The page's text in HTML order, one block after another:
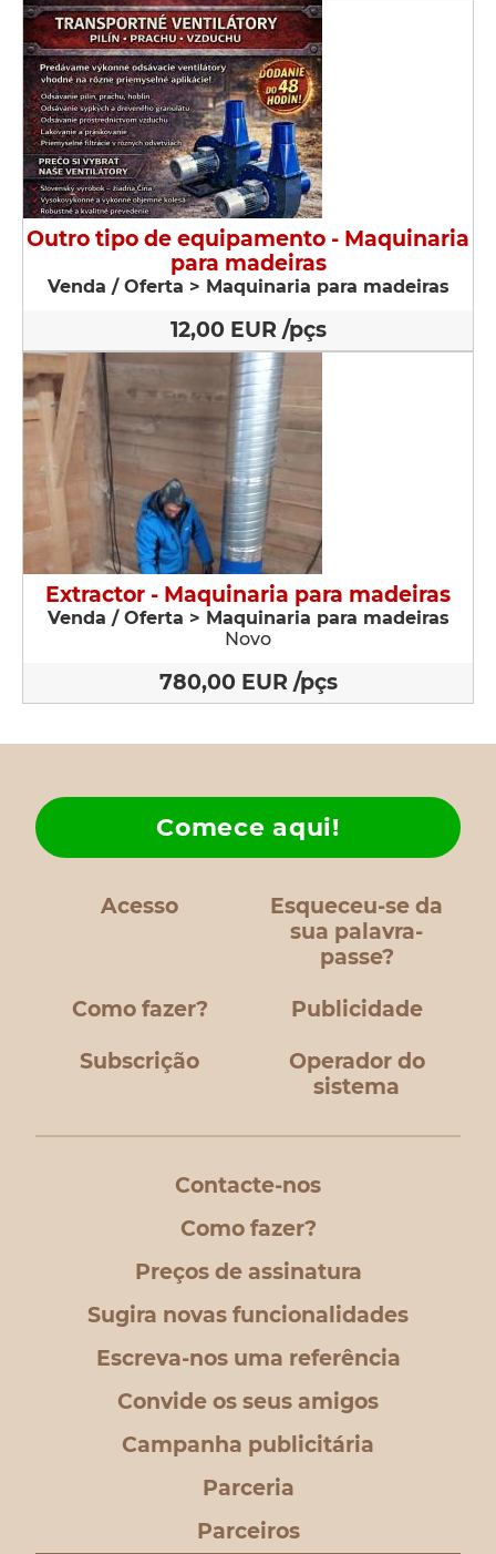
Outro tipo de equipamento - Maquinaria
para madeiras
Venda / Oferta > Maquinaria para madeiras
12,00 EUR /pçs
Extractor - Maquinaria para madeiras
Venda / Oferta > Maquinaria para madeiras
Novo
780,00 EUR /pçs
Acesso
Esqueceu-se da
sua palavra-
passe?
Como fazer?
Comece aqui!
Publicidade
Subscrição
Operador do
sistema
Contacte-nos
Como fazer?
Preços de assinatura
Sugira novas funcionalidades
Escreva-nos uma referência
Convide os seus amigos
Campanha publicitária
Parceria
Parceiros